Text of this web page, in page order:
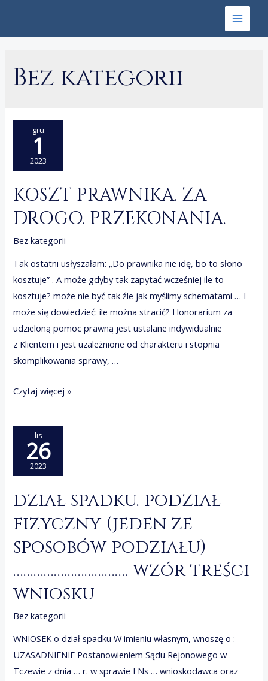
content
Main
Bez kategorii
gru
1
2023
KOSZT PRAWNIKA. ZA
DROGO. PRZEKONANIA.
Bez kategorii
Tak ostatni usłyszałam: „Do prawnika nie idę, bo to słono
kosztuje” . A może gdyby tak zapytać wcześniej ile to
kosztuje? może nie być tak źle jak myślimy schematami … I
może się dowiedzieć: ile można stracić? Honorarium za
udzieloną pomoc prawną jest ustalane indywidualnie
z Klientem i jest uzależnione od charakteru i stopnia
skomplikowania sprawy, …
KOSZT
DROGO.
PRZEKONANIA.
Czytaj więcej »
lis
26
2023
dział spadku. podział
fizyczny (jeden ze
sposobów podziału)
……………………………. wzór treści
wniosku
Bez kategorii
WNIOSEK o dział spadku W imieniu własnym, wnoszę o :
UZASADNIENIE Postanowieniem Sądu Rejonowego w
Tczewie z dnia … r. w sprawie I Ns … wnioskodawca oraz